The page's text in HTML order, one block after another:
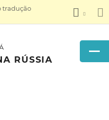
tradução
RÚSSIA